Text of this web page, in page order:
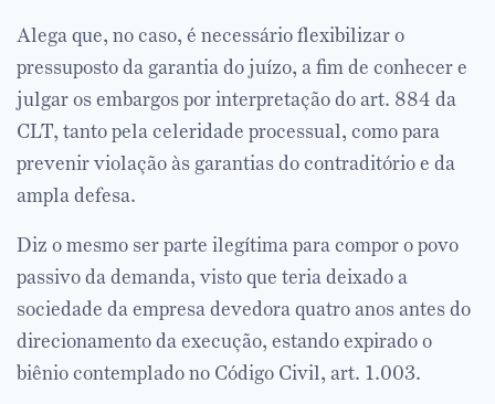
Alega que, no caso, é necessário flexibilizar o
pressuposto da garantia do juízo, a fim de conhecer e
julgar os embargos por interpretação do art. 884 da
CLT, tanto pela celeridade processual, como para
prevenir violação às garantias do contraditório e da
ampla defesa.
Diz o mesmo ser parte ilegítima para compor o povo
passivo da demanda, visto que teria deixado a
sociedade da empresa devedora quatro anos antes do
direcionamento da execução, estando expirado o
biênio contemplado no Código Civil, art. 1.003.